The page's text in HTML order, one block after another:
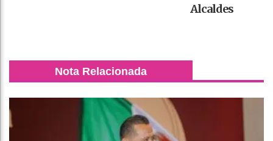
Alcaldes
Nota Relacionada